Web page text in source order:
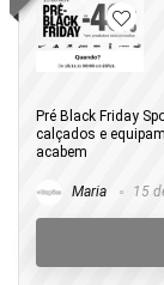
Pré Black Friday
calçados e
acabem
Maria 15